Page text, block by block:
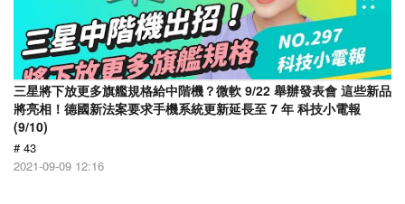
三星將下放更多旗艦規格給中階機？微軟 9/22 舉辦發表會 這些新品
將亮相！德國新法案要求手機系統更新延長至 7 年 科技小電報
(9/10)
# 43
2021-09-09 12:16